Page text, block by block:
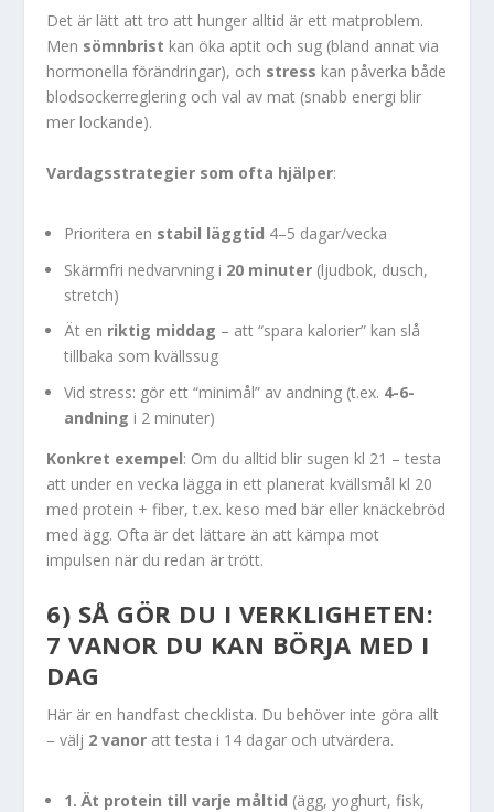
Det är lätt att tro att hunger alltid är ett matproblem.
Men sömnbrist kan öka aptit och sug (bland annat via
hormonella förändringar), och stress kan påverka både
blodsockerreglering och val av mat (snabb energi blir
mer lockande).
Vardagsstrategier som ofta hjälper:
Prioritera en stabil läggtid 4–5 dagar/vecka
Skärmfri nedvarvning i 20 minuter (ljudbok, dusch,
stretch)
Ät en riktig middag – att “spara kalorier” kan slå
tillbaka som kvällssug
Vid stress: gör ett “minimål” av andning (t.ex. 4-6-
andning i 2 minuter)
Konkret exempel: Om du alltid blir sugen kl 21 – testa
att under en vecka lägga in ett planerat kvällsmål kl 20
med protein + fiber, t.ex. keso med bär eller knäckebröd
med ägg. Ofta är det lättare än att kämpa mot
impulsen när du redan är trött.
6) SÅ GÖR DU I VERKLIGHETEN:
7 VANOR DU KAN BÖRJA MED I
DAG
Här är en handfast checklista. Du behöver inte göra allt
– välj 2 vanor att testa i 14 dagar och utvärdera.
1. Ät protein till varje måltid (ägg, yoghurt, fisk,